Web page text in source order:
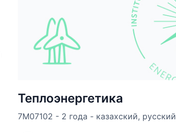
Теплоэнергетика
7М07102 - 2 года - казахский, русский